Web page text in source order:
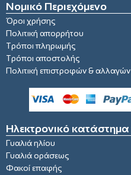
Νομικό Περιεχόμενο
Όροι χρήσης
Πολιτική απορρήτου
Τρόποι πληρωμής
Τρόποι αποστολής
Πολιτική επιστροφών & αλλαγών
Ηλεκτρονικό κατάστημα
Γυαλιά ηλίου
Γυαλιά οράσεως
Φακοί επαφής